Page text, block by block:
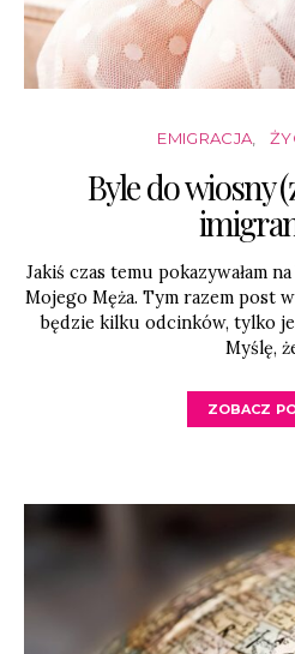
EMIGRACJA
Byle do wiosny
Jakiś czas temu pokazywałam
Mojego Męża. Tym razem post
będzie kilku odcinków, tylko
Myślę,
ZOBACZ